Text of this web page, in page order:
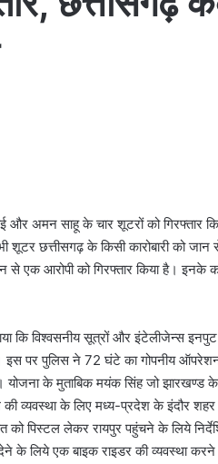
और अमन साहू के चार शूटरों को
छत्तीसगढ़ के किसी कारोबारी को जान
से एक आरोपी को गिरफ्तार किया है।
कि विश्वसनीय सूत्रों और इंटेलीजेन्स
इस पर पुलिस ने 72 घंटे का गोपनीय
योजना के मुताबिक मयंक सिंह जो
की व्यवस्था के लिए मध्य-प्रदेश के इंदौर
को पिस्टल लेकर रायपुर पहुंचने के लिये
के लिये एक बाइक राइडर की व्यवस्था